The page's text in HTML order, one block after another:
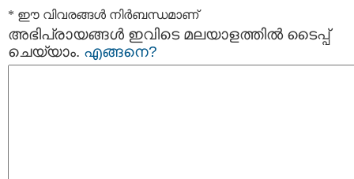
* ഈ വിവരങ്ങള്‍ നിര്‍ബന്ധമാണ്
അഭിപ്രായങ്ങള്‍ ഇവിടെ മലയാളത്തില്‍ ടൈപ്പ്
ചെയ്യാം. എങ്ങനെ?